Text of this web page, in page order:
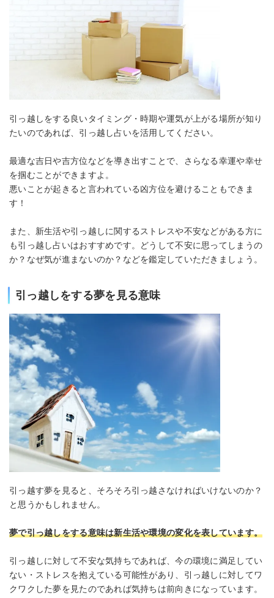
引っ越しをする良いタイミング・時期や運気が上がる場所が知り
たいのであれば、引っ越し占いを活用してください。
最適な吉日や吉方位などを導き出すことで、さらなる幸運や幸せ
を掴むことができますよ。
悪いことが起きると言われている凶方位を避けることもできま
す！
また、新生活や引っ越しに関するストレスや不安などがある方に
も引っ越し占いはおすすめです。どうして不安に思ってしまうの
か？なぜ気が進まないのか？などを鑑定していただきましょう。
引っ越しをする夢を見る意味
引っ越す夢を見ると、そろそろ引っ越さなければいけないのか？
と思うかもしれません。
夢で引っ越しをする意味は新生活や環境の変化を表しています。
引っ越しに対して不安な気持ちであれば、今の環境に満足してい
ない・ストレスを抱えている可能性があり、引っ越しに対してワ
クワクした夢を見たのであれば気持ちは前向きになっています。